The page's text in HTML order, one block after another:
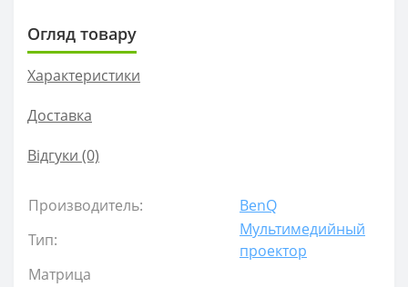
Огляд товару
Характеристики
Доставка
Відгуки (0)
Производитель:
BenQ
Тип:
Мультимедийный
проектор
Матрица